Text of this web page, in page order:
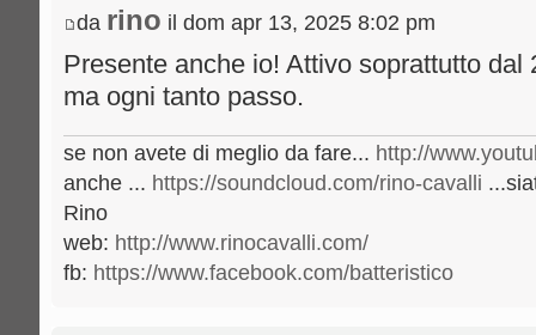
da rino il dom apr 13, 2025 8:02 pm
Presente anche io! Attivo soprattutto dal
ma ogni tanto passo.
se non avete di meglio da fare... http://
anche ... https://soundcloud.com/rino-cavalli
Rino
web: http://www.rinocavalli.com/
fb: https://www.facebook.com/batteristico